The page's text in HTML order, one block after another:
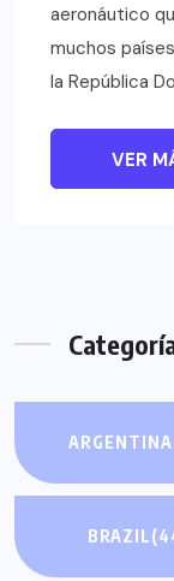
aeronáutico
muchos
la República
VER
ARGENTINA
BRAZIL